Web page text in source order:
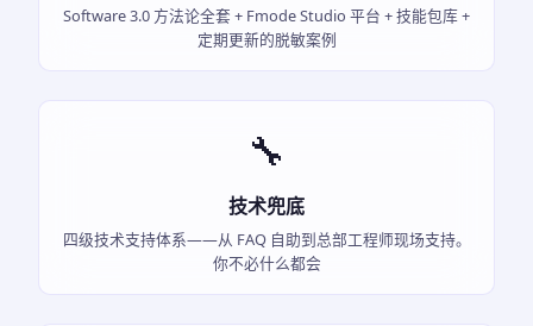
Software 3.0 方法论全套 + Fmode Studio 平台 + 技能包库 +
定期更新的脱敏案例
🔧
技术兜底
四级技术支持体系——从 FAQ 自助到总部工程师现场支持。
你不必什么都会